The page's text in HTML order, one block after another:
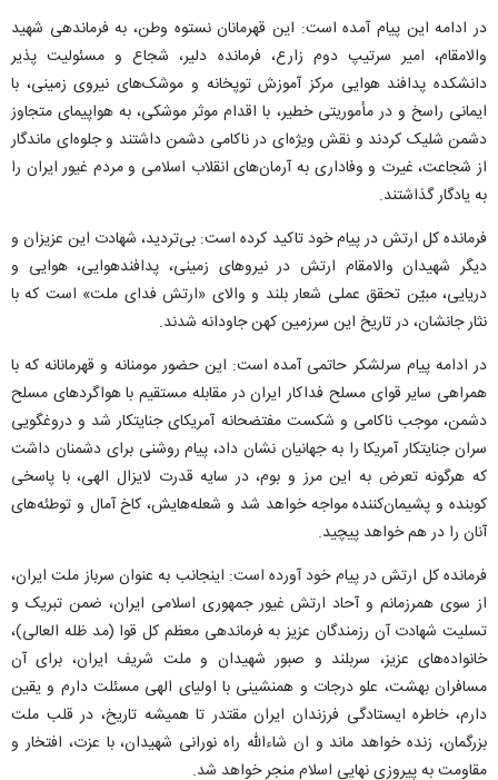
در ادامه این پیام آمده است: این قهرمانان نستوه وطن، به فرماندهی شهید
والامقام، امیر سرتیپ دوم زارع، فرمانده دلیر، شجاع و مسئولیت پذیر
دانشکده پدافند هوایی مرکز آموزش توپخانه و موشک‌های نیروی زمینی، با
ایمانی راسخ و در مأموریتی خطیر، با اقدام موثر موشکی، به هواپیمای متجاوز
دشمن شلیک کردند و نقش ویژه‌ای در ناکامی دشمن داشتند و جلوه‌ای ماندگار
از شجاعت، غیرت و وفاداری به آرمان‌های انقلاب اسلامی و مردم غیور ایران را
به یادگار گذاشتند.
فرمانده کل ارتش در پیام خود تاکید کرده است: بی‌تردید، شهادت این عزیزان و
دیگر شهیدان والامقام ارتش در نیرو‌های زمینی، پدافندهوایی، هوایی و
دریایی، مبیّن تحقق عملی شعار بلند و والای «ارتش فدای ملت» است که با
نثار جانشان، در تاریخ این سرزمین کهن جاودانه شدند.
در ادامه پیام سرلشکر حاتمی آمده است: این حضور مومنانه و قهرمانانه که با
همراهی سایر قوای مسلح فداکار ایران در مقابله مستقیم با هواگرد‌های مسلح
دشمن، موجب ناکامی و شکست مفتضحانه آمریکای جنایتکار شد و دروغگویی
سران جنایتکار آمریکا را به جهانیان نشان داد، پیام روشنی برای دشمنان داشت
که هرگونه تعرض به این مرز و بوم، در سایه قدرت لایزال الهی، با پاسخی
کوبنده و پشیمان‌کننده مواجه خواهد شد و شعله‌هایش، کاخ آمال و توطئه‌های
آنان را در هم خواهد پیچید.
فرمانده کل ارتش در پیام خود آورده است: اینجانب به عنوان سرباز ملت ایران،
از سوی همرزمانم و آحاد ارتش غیور جمهوری اسلامی ایران، ضمن تبریک و
تسلیت شهادت آن رزمندگان عزیز به فرماندهی معظم کل قوا (مد ظله العالی)،
خانواده‌های عزیز، سربلند و صبور شهیدان و ملت شریف ایران، برای آن
مسافران بهشت، علو درجات و همنشینی با اولیای الهی مسئلت دارم و یقین
دارم، خاطره ایستادگی فرزندان ایران مقتدر تا همیشه تاریخ، در قلب ملت
بزرگمان، زنده خواهد ماند و ان شاءالله راه نورانی شهیدان، با عزت، افتخار و
مقاومت به پیروزی نهایی اسلام منجر خواهد شد.